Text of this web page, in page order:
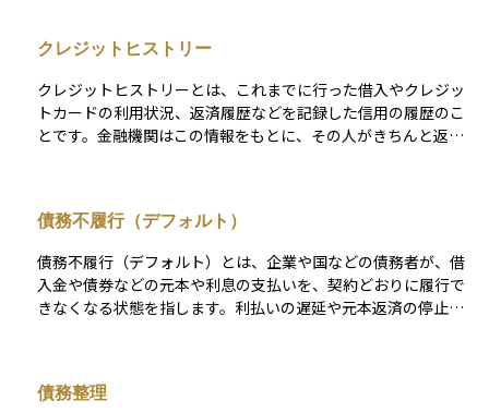
ます。 住宅ローンやカードローンの審査では、これらの機関に
登録された情報をもとに、返済能力や信用度が判断されます。
延滞や債務不履行などの事故情報も一定期間記録されるため、
信用情報機関に正しい情報が登録されていることは、今後の融
資や資産運用において非常に重要です。
クレジットヒストリー
クレジットヒストリーとは、これまでに行った借入やクレジッ
トカードの利用状況、返済履歴などを記録した信用の履歴のこ
とです。金融機関はこの情報をもとに、その人がきちんと返済
遅延や未払いがあると信用度が下がり、将来の借入条件が悪く
なったり、場合によっては審査に通らないこともあります。資
産運用においても、良好なクレジットヒストリーは、投資用不
動産の購入や事業資金の調達などで有利に働く大切な要素で
す。
債務不履行（デフォルト）
債務不履行（デフォルト）とは、企業や国などの債務者が、借
入金や債券などの元本や利息の支払いを、契約どおりに履行で
きなくなる状態を指します。利払いの遅延や元本返済の停止が
を被る可能性があります。特に、国による債務不履行（ソブリ
債務整理